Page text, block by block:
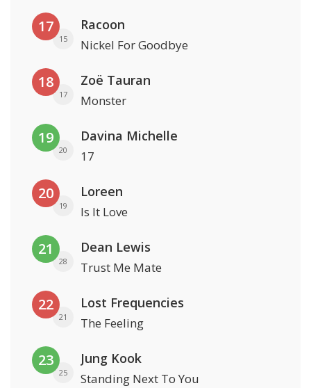
17
15
Racoon
Nickel For Goodbye
18
17
Zoë Tauran
Monster
19
20
Davina Michelle
17
20
19
Loreen
Is It Love
21
28
Dean Lewis
Trust Me Mate
22
21
Lost Frequencies
The Feeling
23
25
Jung Kook
Standing Next To You